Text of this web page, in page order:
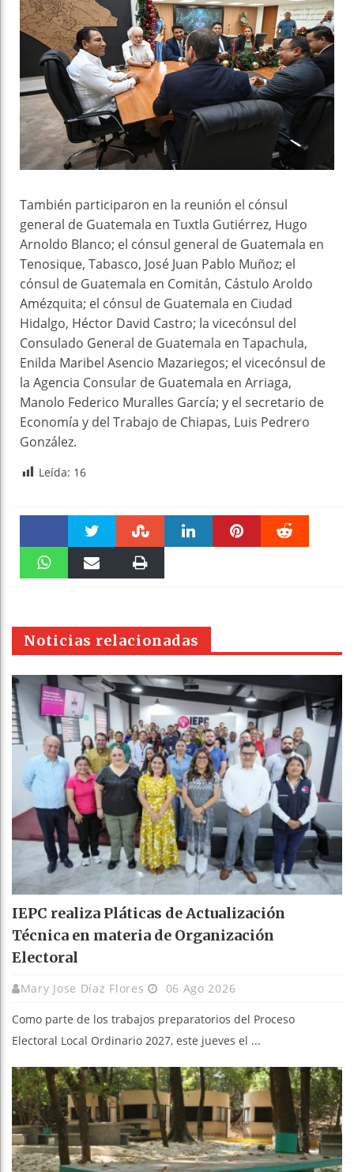
También participaron en la reunión el cónsul
general de Guatemala en Tuxtla Gutiérrez, Hugo
Arnoldo Blanco; el cónsul general de Guatemala en
Tenosique, Tabasco, José Juan Pablo Muñoz; el
cónsul de Guatemala en Comitán, Cástulo Aroldo
Amézquita; el cónsul de Guatemala en Ciudad
Hidalgo, Héctor David Castro; la vicecónsul del
Consulado General de Guatemala en Tapachula,
Enilda Maribel Asencio Mazariegos; el vicecónsul de
la Agencia Consular de Guatemala en Arriaga,
Manolo Federico Muralles García; y el secretario de
Economía y del Trabajo de Chiapas, Luis Pedrero
González.
Leída: 16
Faceboo Twitter Stumble
pt
Noticias relacionadas
IEPC realiza Pláticas de Actualización
Técnica en materia de Organización
Electoral
Mary Jose Díaz Flores 06 Ago 2026
Como parte de los trabajos preparatorios del Proceso
Electoral Local Ordinario 2027, este jueves el ...